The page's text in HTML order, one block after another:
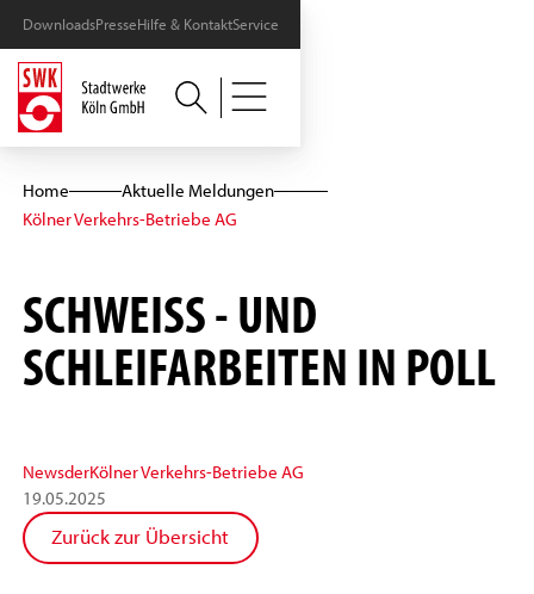
DownloadsPresseHilfe & KontaktService
Home
Aktuelle Meldungen
Kölner Verkehrs-Betriebe AG
SCHWEISS - UND S
CHLEIFARBEITEN IN POLL
NewsderKölner Verkehrs-Betriebe AG
19.05.2025
Zurück zur Übersicht